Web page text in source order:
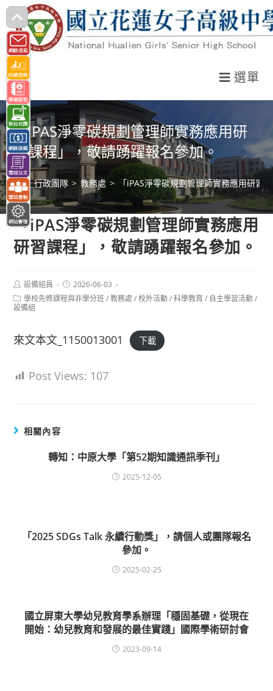
跳
轉
至
主
要
內
容
選單
「iPAS淨零碳規劃管理師實務應用研
習課程」，敬請踴躍報名參加。
> 行政團隊 > 教務處 > 「iPAS淨零碳規劃管理師實務應用研習
「iPAS淨零碳規劃管理師實務應用
研習課程」，敬請踴躍報名參加。
Post
author:
設備組員
Post
published:
2026-06-03
Post
category:
學校先修課程與非學分班 / 教務處 / 校外活動 / 科學教育 / 自主學習活動 /
設備組
來文本文_1150013001 下載
Post Views: 107
相關內容
轉知：中原大學「第52期知識通訊季刊」
2025-12-05
「2025 SDGs Talk 永續行動獎」，請個人或團隊報名
參加。
2025-02-25
國立屏東大學幼兒教育學系辦理「穩固基礎，從現在
開始：幼兒教育和發展的最佳實踐」國際學術研討會
2023-09-14